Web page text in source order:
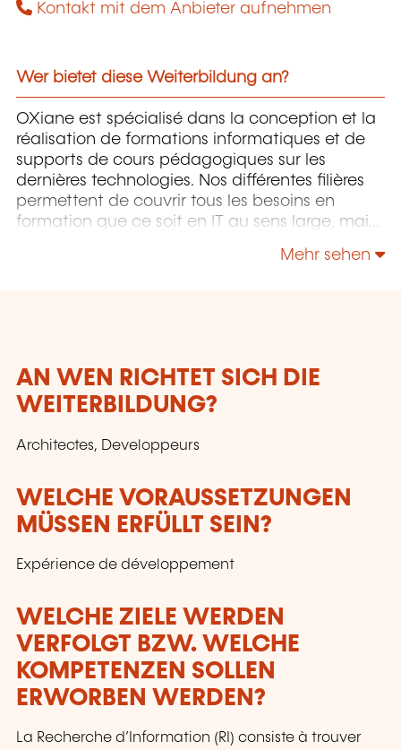
Kontakt mit dem Anbieter aufnehmen
Wer bietet diese Weiterbildung an?
OXiane est spécialisé dans la conception et la
réalisation de formations informatiques et de
supports de cours pédagogiques sur les
dernières technologies. Nos différentes filières
permettent de couvrir tous les besoins en
formation que ce soit en IT au sens large, mais
Management, Communication & leadership.
Mehr sehen
AN WEN RICHTET SICH DIE
WEITERBILDUNG?
Architectes, Developpeurs
WELCHE VORAUSSETZUNGEN
MÜSSEN ERFÜLLT SEIN?
Expérience de développement
WELCHE ZIELE WERDEN
VERFOLGT BZW. WELCHE
KOMPETENZEN SOLLEN
ERWORBEN WERDEN?
La Recherche d’Information (RI) consiste à trouver